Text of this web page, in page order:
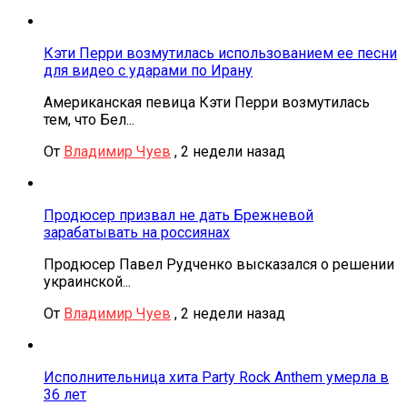
Кэти Перри возмутилась использованием ее песни
для видео с ударами по Ирану
Американская певица Кэти Перри возмутилась
тем, что Бел...
От Владимир Чуев , 2 недели назад
Продюсер призвал не дать Брежневой
зарабатывать на россиянах
Продюсер Павел Рудченко высказался о решении
украинской...
От Владимир Чуев , 2 недели назад
Исполнительница хита Party Rock Anthem умерла в
36 лет